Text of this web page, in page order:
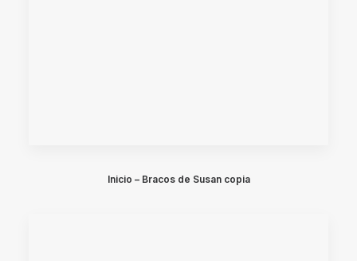
Inicio – Bracos de Susan copia